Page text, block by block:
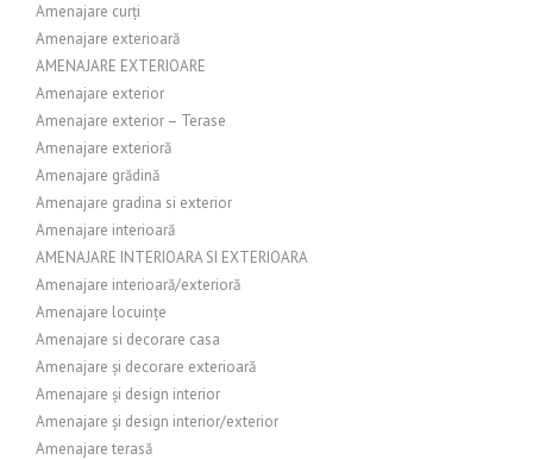
Amenajare curți
Amenajare exterioară
AMENAJARE EXTERIOARE
Amenajare exterior
Amenajare exterior – Terase
Amenajare exterioră
Amenajare grădină
Amenajare gradina si exterior
Amenajare interioară
AMENAJARE INTERIOARA SI EXTERIOARA
Amenajare interioară/exterioră
Amenajare locuințe
Amenajare si decorare casa
Amenajare și decorare exterioară
Amenajare și design interior
Amenajare și design interior/exterior
Amenajare terasă